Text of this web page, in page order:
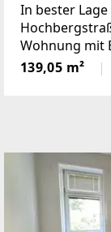
In bester
Wohnung mit
Wohneinheit
großzügiges
139,05 m²